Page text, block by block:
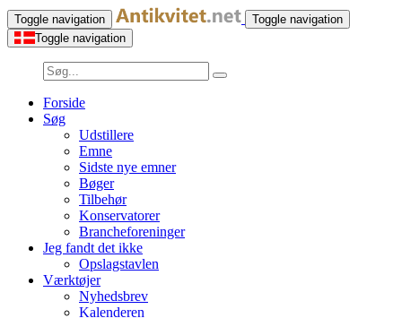
Toggle navigation
Toggle navigation
Toggle navigation
Forside
Søg
Udstillere
Emne
Sidste nye emner
Bøger
Tilbehør
Konservatorer
Brancheforeninger
Jeg fandt det ikke
Opslagstavlen
Værktøjer
Nyhedsbrev
Kalenderen